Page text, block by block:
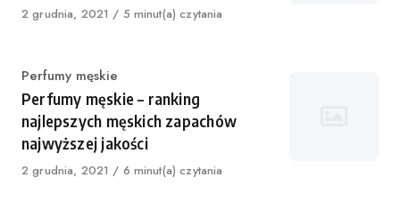
Published
2 grudnia, 2021 5 minut(a) czytania
Category
Perfumy męskie
Perfumy męskie – ranking
najlepszych męskich zapachów
najwyższej jakości
Published
2 grudnia, 2021 6 minut(a) czytania